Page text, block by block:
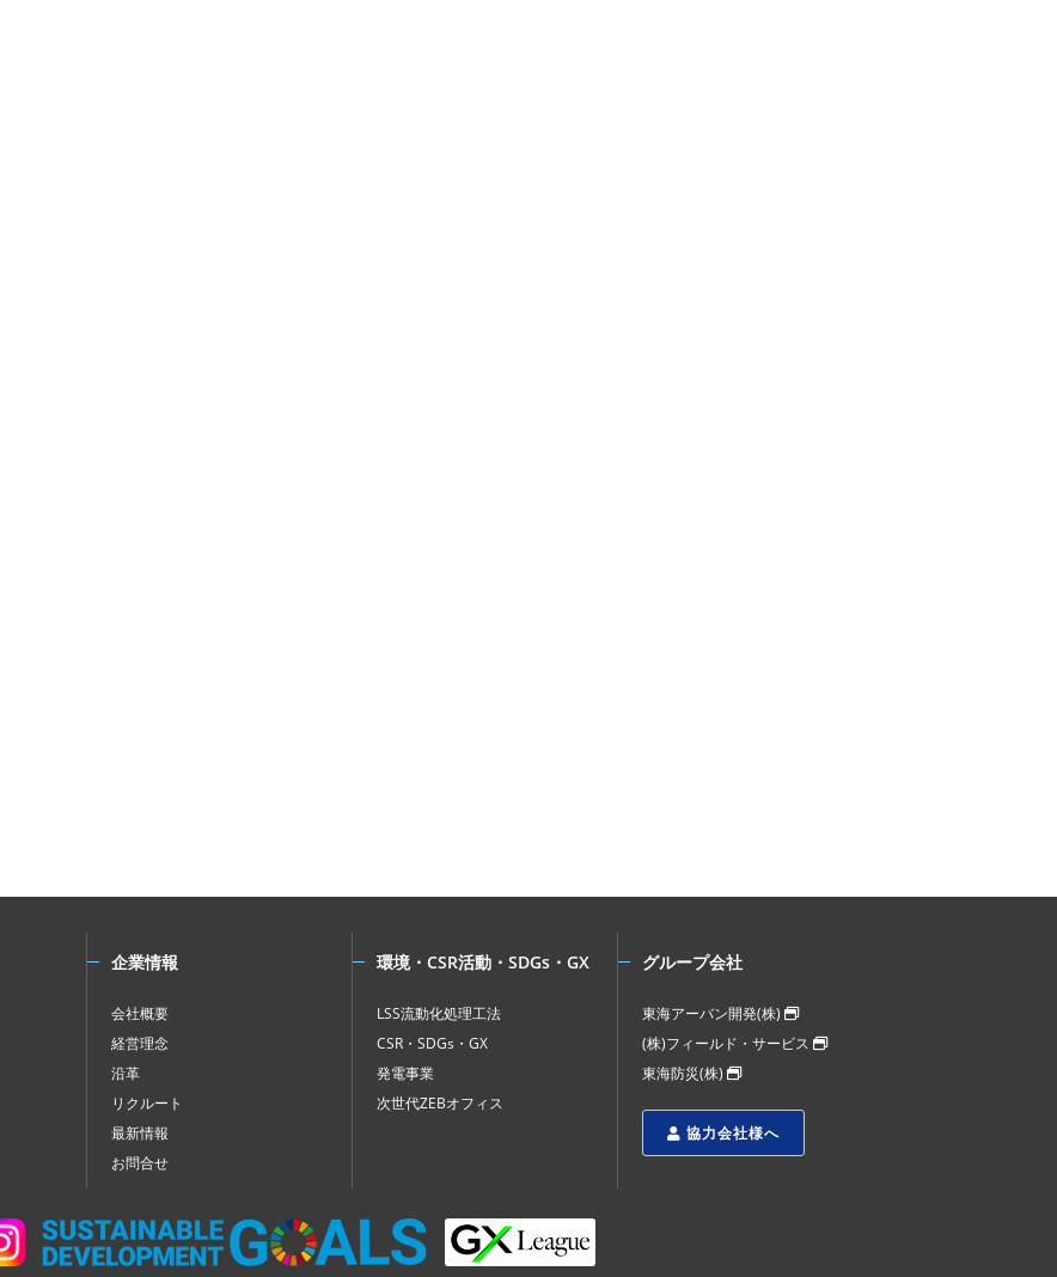
企業情報
会社概要
経営理念
沿革
リクルート
最新情報
お問合せ
環境・CSR活動・SDGs・GX
LSS流動化処理工法
CSR・SDGs・GX
発電事業
次世代ZEBオフィス
グループ会社
東海アーバン開発(株)
(株)フィールド・サービス
東海防災(株)
協力会社様へ